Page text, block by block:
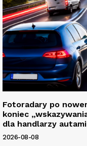
Fotoradary po
koniec
dla handlarzy
2026-08-08